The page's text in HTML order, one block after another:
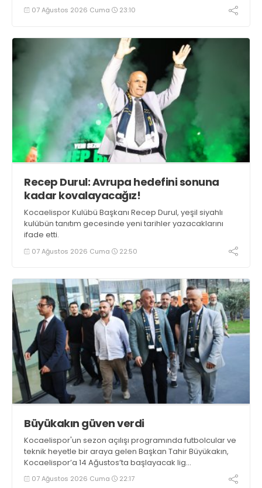
07 Ağustos 2026 Cuma 23:10
Recep Durul: Avrupa hedefini sonuna
kadar kovalayacağız!
Kocaelispor Kulübü Başkanı Recep Durul, yeşil siyahlı
kulübün tanıtım gecesinde yeni tarihler yazacaklarını
ifade etti.
07 Ağustos 2026 Cuma 22:50
Büyükakın güven verdi
Kocaelispor'un sezon açılışı programında futbolcular ve
teknik heyetle bir araya gelen Başkan Tahir Büyükakın,
Kocaelispor’a 14 Ağustos’ta başlayacak lig
maratonunda başarılar diledi ve “Yanınızdayım” dedi.
07 Ağustos 2026 Cuma 22:17